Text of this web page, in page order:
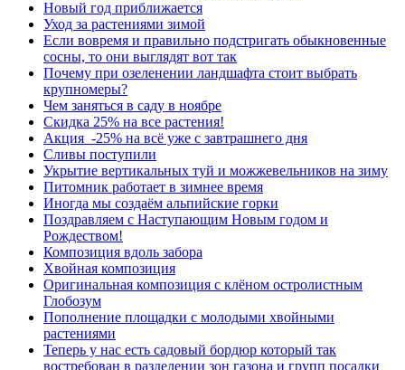
Новый год приближается
Уход за растениями зимой
Если вовремя и правильно подстригать обыкновенные
сосны, то они выглядят вот так
Почему при озеленении ландшафта стоит выбрать
крупномеры?
Чем заняться в саду в ноябре
Скидка 25% на все растения!
Акция -25% на всё уже с завтрашнего дня
Сливы поступили
Укрытие вертикальных туй и можжевельников на зиму
Питомник работает в зимнее время
Иногда мы создаём альпийские горки
Поздравляем с Наступающим Новым годом и
Рождеством!
Композиция вдоль забора
Хвойная композиция
Оригинальная композиция с клёном остролистным
Глобозум
Пополнение площадки с молодыми хвойными
растениями
Теперь у нас есть садовый бордюр который так
востребован в разделении зон газона и групп посадки